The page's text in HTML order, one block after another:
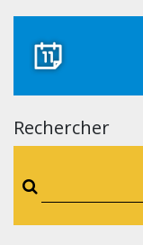
Rechercher